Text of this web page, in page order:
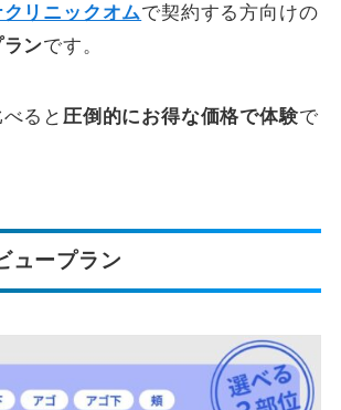
リニックオムで契約する方向けの
ンです。
ると 圧倒的にお得な価格で体験で
ュープラン